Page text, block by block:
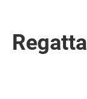
Regatta